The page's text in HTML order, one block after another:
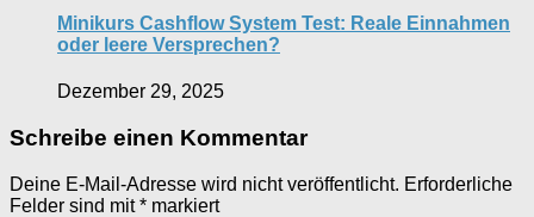
Minikurs Cashflow System Test: Reale Einnahmen
oder leere Versprechen?
Dezember 29, 2025
Schreibe einen Kommentar
Deine E-Mail-Adresse wird nicht veröffentlicht. Erforderliche
Felder sind mit* markiert